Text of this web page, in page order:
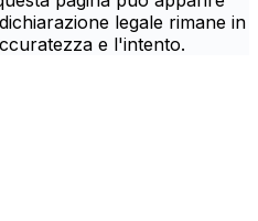
legale rimane in
e l'intento.